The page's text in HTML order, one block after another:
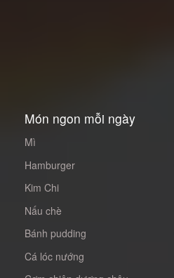
Món ngon mỗi ngày
Mì
Hamburger
Kim Chi
Nấu chè
Bánh pudding
Cá lóc nướng